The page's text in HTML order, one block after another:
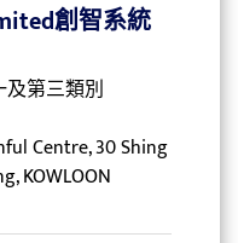
創智系統
及第三類別
Centre, 30 Shing
KOWLOON